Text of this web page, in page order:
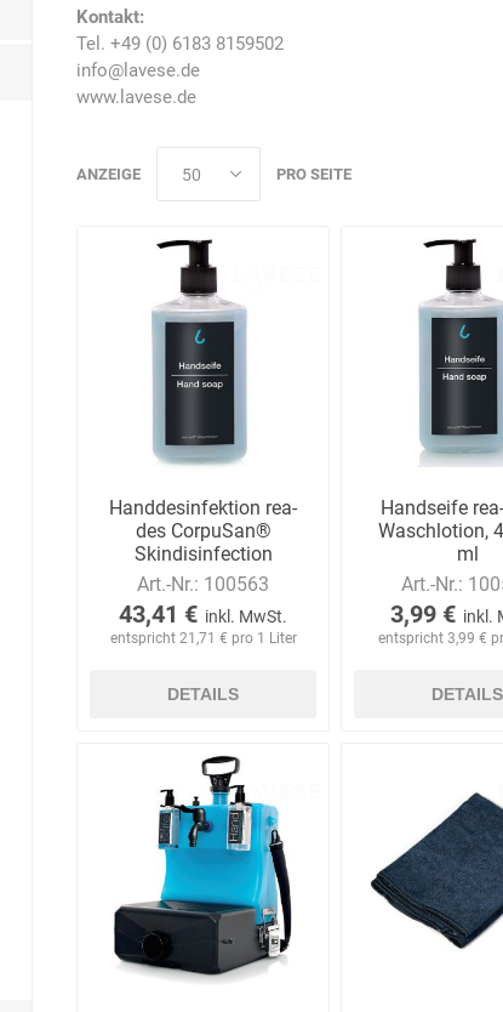
Alwit
AWG
Beos Bieri
Boorberg BOSCH
contradis
Möbelsysteme
Kontakt:
Tel. +49 (0) 6183 8159502
info@lavese.de
www.lavese.de
ANZEIGE PRO SEITE
Handdesinfektion rea-
des CorpuSan®
Skindisinfection
Art.-Nr.: 100563
43,41 € inkl. MwSt.
entspricht 21,71 € pro 1 Liter
DETAILS
Handseife
Waschlotion,
ml
Art.-Nr.:
3,99 € inkl.
entspricht 3,99 €
DETAILS